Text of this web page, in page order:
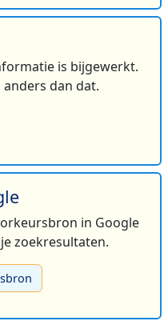
is bijgewerkt.
dan dat.
in Google
zoekresultaten.